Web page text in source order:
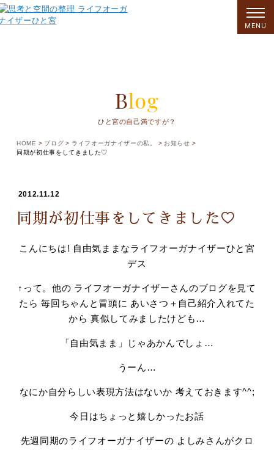
Blog
ひと宮の自己満ですが？
HOME ブログ ライフオーガナイザーの私。
お知らせ
同期が初仕事をしてきました♡
2012.11.12
同期が初仕事をしてきました♡
こんにちは! 自由気ままなライフオーガナイザーひと宮
デス
↑って。他の ライフオーガナイザーさんのブログを見て
たら 毎回ちゃんと冒頭に あいさつ＋自己紹介入れてた
から 真似してみましたけども…
「自由気まま」じゃあかんでしょ…
うーん…
なにか自分らしい表現方法はないか 考えておきます^^;
今日はちょっと嬉しかったお話
先週同期のライフオーガナイザーの よしみさんがクロ
MENU